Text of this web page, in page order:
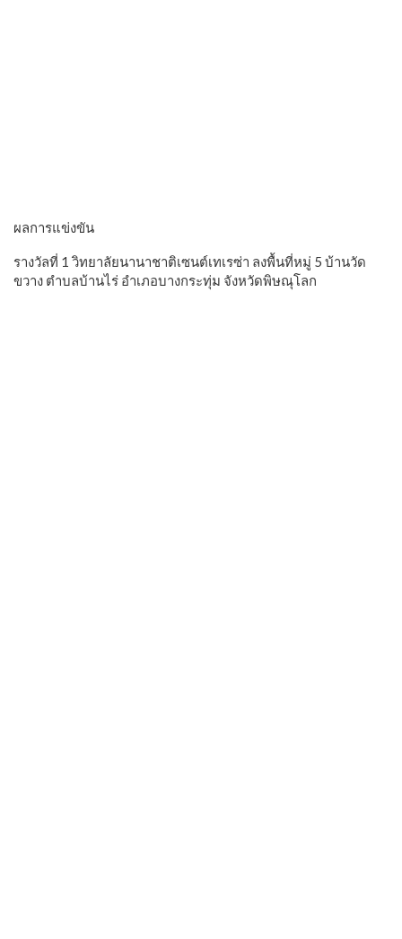
ผลการแข่งขัน
รางวัลที่ 1 วิทยาลัยนานาชาติเซนต์เทเรซ่า ลงพื้นที่หมู่ 5 บ้านวัด
ขวาง ตำบลบ้านไร่ อำเภอบางกระทุ่ม จังหวัดพิษณุโลก